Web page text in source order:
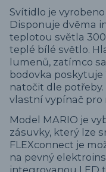
Svítidlo je
Disponuje dvěma
teplotou světla
teplé bílé světlo.
lumenů, zatímco
bodovka
natočit dle
vlastní vypínač pro
Model MARIO je
zásuvky, který lze
FLEXconnect je
na pevný